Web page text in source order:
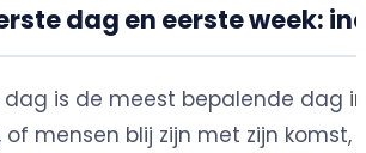
dag en eerste week:
dag is de meest bepalende dag
mensen blij zijn met zijn